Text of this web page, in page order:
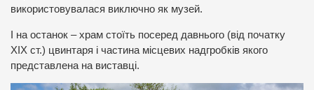
використовувалася виключно як музей.
І на останок – храм стоїть посеред давнього (від початку
ХІХ ст.) цвинтаря і частина місцевих надгробків якого
представлена на виставці.